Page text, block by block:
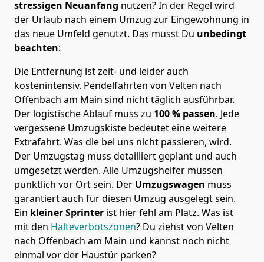
stressigen Neuanfang nutzen? In der Regel wird
der Urlaub nach einem Umzug zur Eingewöhnung in
das neue Umfeld genutzt. Das musst Du unbedingt
beachten:
Die Entfernung ist zeit- und leider auch
kostenintensiv. Pendelfahrten von Velten nach
Offenbach am Main sind nicht täglich ausführbar.
Der logistische Ablauf muss zu 100 % passen. Jede
vergessene Umzugskiste bedeutet eine weitere
Extrafahrt. Was die bei uns nicht passieren, wird.
Der Umzugstag muss detailliert geplant und auch
umgesetzt werden. Alle Umzugshelfer müssen
pünktlich vor Ort sein. Der Umzugswagen muss
garantiert auch für diesen Umzug ausgelegt sein.
Ein kleiner Sprinter ist hier fehl am Platz. Was ist
mit den Halteverbotszonen? Du ziehst von Velten
nach Offenbach am Main und kannst noch nicht
einmal vor der Haustür parken?